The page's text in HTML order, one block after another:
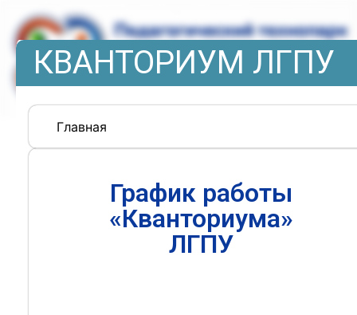
КВАНТОРИУМ ЛГПУ
Главная
График работы
«Кванториума»
ЛГПУ